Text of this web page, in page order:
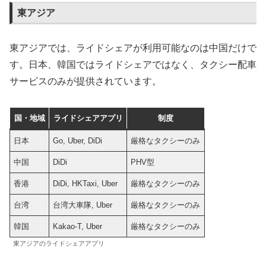
東アジア
東アジアでは、ライドシェアが利用可能なのは中国だけで
す。日本、韓国ではライドシェアではなく、タクシー配車
サービスのみが提供されています。
国・地域 ライドシェアアプリ 制度
日本 Go, Uber, DiDi 厳格なタクシーのみ
中国 DiDi PHV型
香港 DiDi, HKTaxi, Uber 厳格なタクシーのみ
台湾 台湾大車隊, Uber 厳格なタクシーのみ
韓国 Kakao-T, Uber 厳格なタクシーのみ
東アジアのライドシェアアプリ